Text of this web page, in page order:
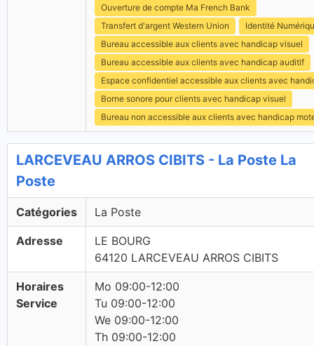
Ouverture de compte Ma French Bank
Transfert d'argent Western Union
Identité
Bureau accessible aux clients avec handicap visuel
Bureau accessible aux clients avec handicap auditif
Espace confidentiel accessible aux clients avec
Borne sonore pour clients avec handicap visuel
Bureau non accessible aux clients avec handicap
LARCEVEAU ARROS CIBITS - La Poste La
Poste
Catégories La Poste
Adresse
LE BOURG
64120 LARCEVEAU ARROS CIBITS
Horaires
Service
Mo 09:00-12:00
Tu 09:00-12:00
We 09:00-12:00
Th 09:00-12:00